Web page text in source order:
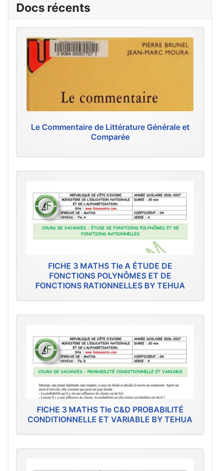
Docs récents
Le Commentaire de Littérature Générale et
Comparée
FICHE 3 MATHS Tle A ÉTUDE DE
FONCTIONS POLYNÔMES ET DE
FONCTIONS RATIONNELLES BY TEHUA
FICHE 3 MATHS Tle C&D PROBABILITÉ
CONDITIONNELLE ET VARIABLE BY TEHUA